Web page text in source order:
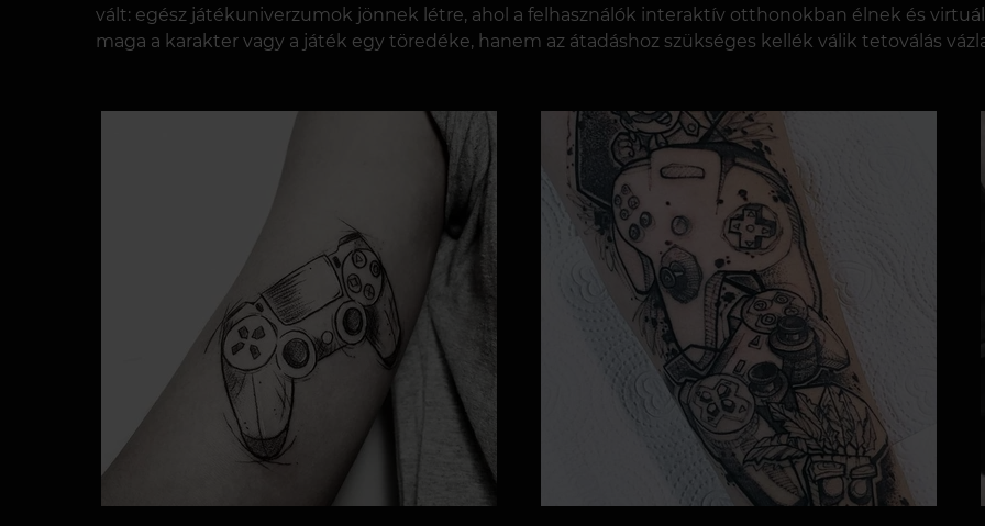
vált: egész játékuniverzumok jönnek létre, ahol a felhasználók interaktív otthonokban élnek és
maga a karakter vagy a játék egy töredéke, hanem az átadáshoz szükséges kellék válik tetoválás